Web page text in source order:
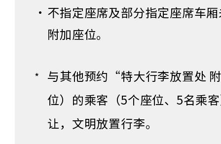
不指定座席及部分指定座席车
附加座位。
与其他预约“特大行李放置处
位）的乘客（5个座位、5名乘
让，文明放置行李。